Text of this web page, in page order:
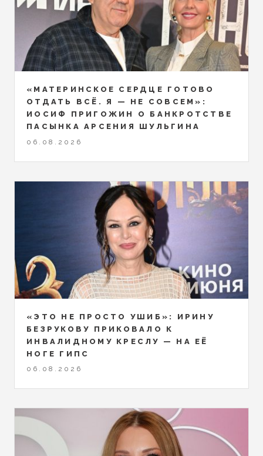
«МАТЕРИНСКОЕ СЕРДЦЕ ГОТОВО
ОТДАТЬ ВСЁ. Я — НЕ СОВСЕМ»:
ИОСИФ ПРИГОЖИН О БАНКРОТСТВЕ
ПАСЫНКА АРСЕНИЯ ШУЛЬГИНА
06.08.2026
«ЭТО НЕ ПРОСТО УШИБ»: ИРИНУ
БЕЗРУКОВУ ПРИКОВАЛО К
ИНВАЛИДНОМУ КРЕСЛУ — НА ЕЁ
НОГЕ ГИПС
06.08.2026